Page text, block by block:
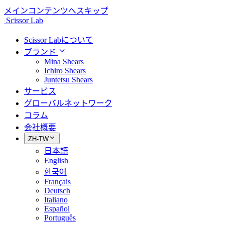
メインコンテンツへスキップ
Scissor Lab
Scissor Labについて
ブランド
Mina Shears
Ichiro Shears
Juntetsu Shears
サービス
グローバルネットワーク
コラム
会社概要
ZH-TW
日本語
English
한국어
Français
Deutsch
Italiano
Español
Português